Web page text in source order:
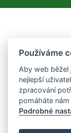
Používáme
Aby web
nejlepší
zpracování
pomáháte
Podrobné